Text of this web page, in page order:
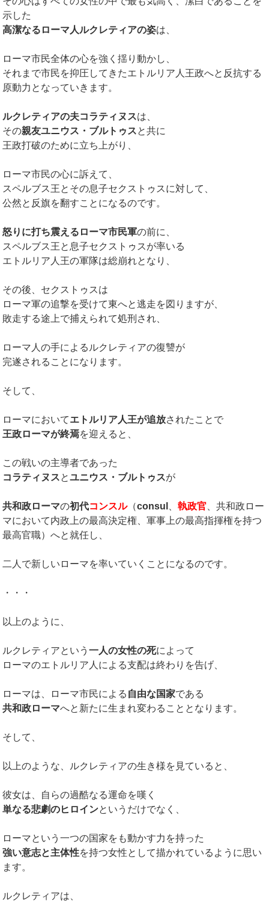
示した
高潔なるローマ人ルクレティアの姿は、
ローマ市民全体の心を強く揺り動かし、
それまで市民を抑圧してきたエトルリア人王政へと反抗する
原動力となっていきます。
ルクレティアの夫コラティヌスは、
その親友ユニウス・ブルトゥスと共に
王政打破のために立ち上がり、
ローマ市民の心に訴えて、
スペルブス王とその息子セクストゥスに対して、
公然と反旗を翻すことになるのです。
怒りに打ち震えるローマ市民軍の前に、
スペルブス王と息子セクストゥスが率いる
エトルリア人王の軍隊は総崩れとなり、
その後、セクストゥスは
ローマ軍の追撃を受けて東へと逃走を図りますが、
敗走する途上で捕えられて処刑され、
ローマ人の手によるルクレティアの復讐が
完遂されることになります。
そして、
ローマにおいてエトルリア人王が追放されたことで
王政ローマが終焉を迎えると、
この戦いの主導者であった
コラティヌスとユニウス・ブルトゥスが
共和政ローマの初代コンスル（consul 、執政官、共和政ロー
マにおいて内政上の最高決定権、軍事上の最高指揮権を持つ
最高官職）へと就任し、
二人で新しいローマを率いていくことになるのです。
・・・
以上のように、
ルクレティアという一人の女性の死によって
ローマのエトルリア人による支配は終わりを告げ、
ローマは、ローマ市民による 自由な国家である
共和政ローマへと新たに生まれ変わることとなります。
そして、
以上のような、ルクレティアの生き様を見ていると、
彼女は、自らの過酷なる運命を嘆く
単なる悲劇のヒロインというだけでなく、
ローマという一つの国家をも動かす力を持った
強い意志と主体性を持つ女性として描かれているように思い
ます。
ルクレティアは、